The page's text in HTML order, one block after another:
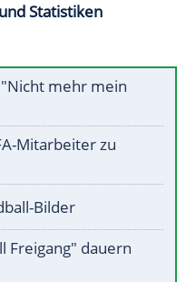
Statistiken
mehr mein
Mitarbeiter zu
Bilder
Freigang" dauern